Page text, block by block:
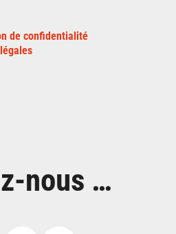
de confidentialité
nous …